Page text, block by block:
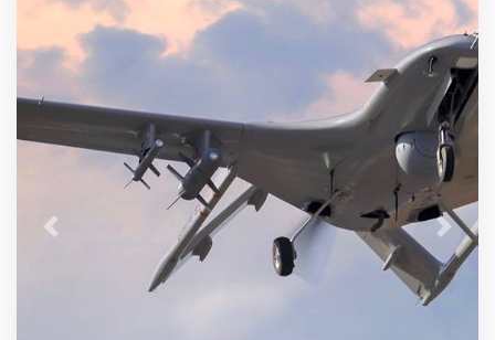
Previous Next